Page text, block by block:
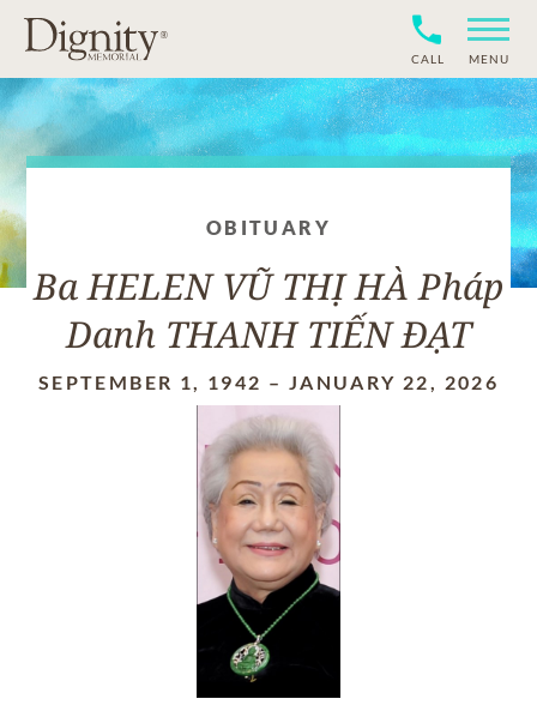
CALL MENU
OBITUARY
Ba HELEN VŨ THỊ HÀ Pháp
Danh THANH TIẾN ĐẠT
SEPTEMBER 1, 1942 – JANUARY 22, 2026